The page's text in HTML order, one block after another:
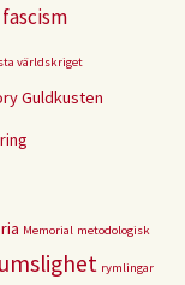
fascism
världskriget
Guldkusten
Memorial metodologisk
rymlingar